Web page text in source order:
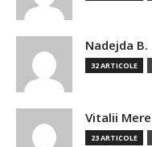
Nadejda B.
32 ARTICOLE
Vitalii
23 ARTICOLE